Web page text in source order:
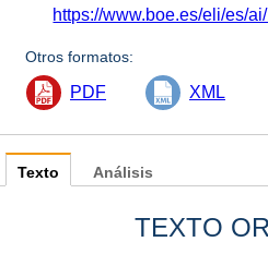
https://www.boe.es/eli/es/
Otros formatos:
PDF XML
Texto
TEXTO
Análisis